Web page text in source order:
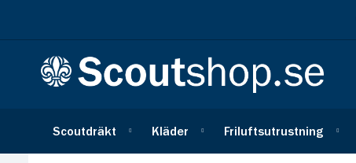
Scoutdräkt Kläder Friluftsutrustning